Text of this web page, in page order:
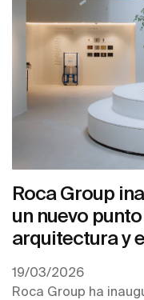
Roca Group
un nuevo
arquitectura y
19/03/2026
Roca Group ha